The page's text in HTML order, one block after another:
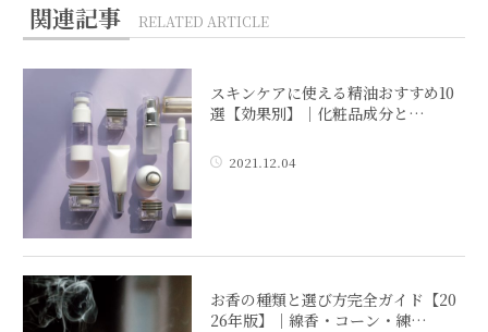
関連記事 RELATED ARTICLE
スキンケアに使える精油おすすめ10
選【効果別】｜化粧品成分と…
2021.12.04
お香の種類と選び方完全ガイド【20
26年版】｜線香・コーン・練…